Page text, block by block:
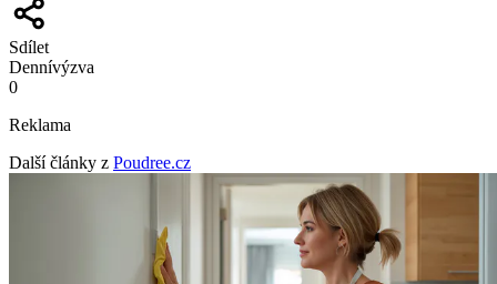
Sdílet
Dennívýzva
0
Reklama
Další články z Poudree.cz